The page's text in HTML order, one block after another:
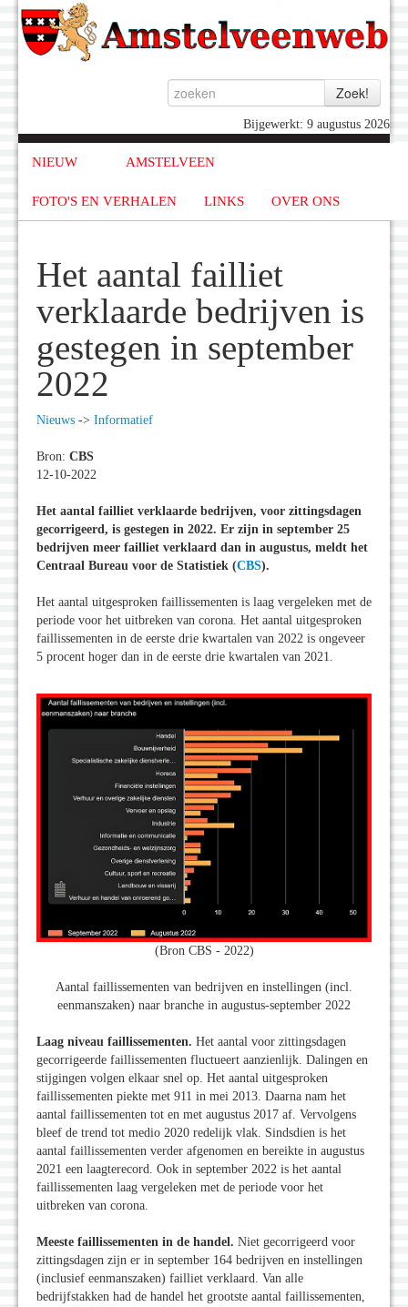
Bijgewerkt: 9 augustus 2026
NIEUW AMSTELVEEN
FOTO'S EN VERHALEN LINKS OVER ONS
Het aantal failliet
verklaarde bedrijven is
gestegen in september
2022
Nieuws -> Informatief
Bron: CBS
12-10-2022
Het aantal failliet verklaarde bedrijven, voor zittingsdagen
gecorrigeerd, is gestegen in 2022. Er zijn in september 25
bedrijven meer failliet verklaard dan in augustus, meldt het
Centraal Bureau voor de Statistiek (CBS).
Het aantal uitgesproken faillissementen is laag vergeleken met de
periode voor het uitbreken van corona. Het aantal uitgesproken
faillissementen in de eerste drie kwartalen van 2022 is ongeveer
5 procent hoger dan in de eerste drie kwartalen van 2021.
(Bron CBS - 2022)
Aantal faillissementen van bedrijven en instellingen (incl.
eenmanszaken) naar branche in augustus-september 2022
Laag niveau faillissementen. Het aantal voor zittingsdagen
gecorrigeerde faillissementen fluctueert aanzienlijk. Dalingen en
stijgingen volgen elkaar snel op. Het aantal uitgesproken
faillissementen piekte met 911 in mei 2013. Daarna nam het
aantal faillissementen tot en met augustus 2017 af. Vervolgens
bleef de trend tot medio 2020 redelijk vlak. Sindsdien is het
aantal faillissementen verder afgenomen en bereikte in augustus
2021 een laagterecord. Ook in september 2022 is het aantal
faillissementen laag vergeleken met de periode voor het
uitbreken van corona.
Meeste faillissementen in de handel. Niet gecorrigeerd voor
zittingsdagen zijn er in september 164 bedrijven en instellingen
(inclusief eenmanszaken) failliet verklaard. Van alle
bedrijfstakken had de handel het grootste aantal faillissementen,